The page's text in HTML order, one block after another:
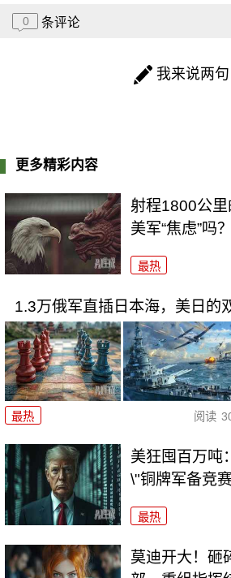
0 条评论
我来说两句
更多精彩内容
射程1800公里
美军“焦虑”吗？
最热
1.3万俄军直插日本海，美日的
最热 阅读
美狂囤百万吨
\"铜牌军备竞
最热
莫迪开大！砸